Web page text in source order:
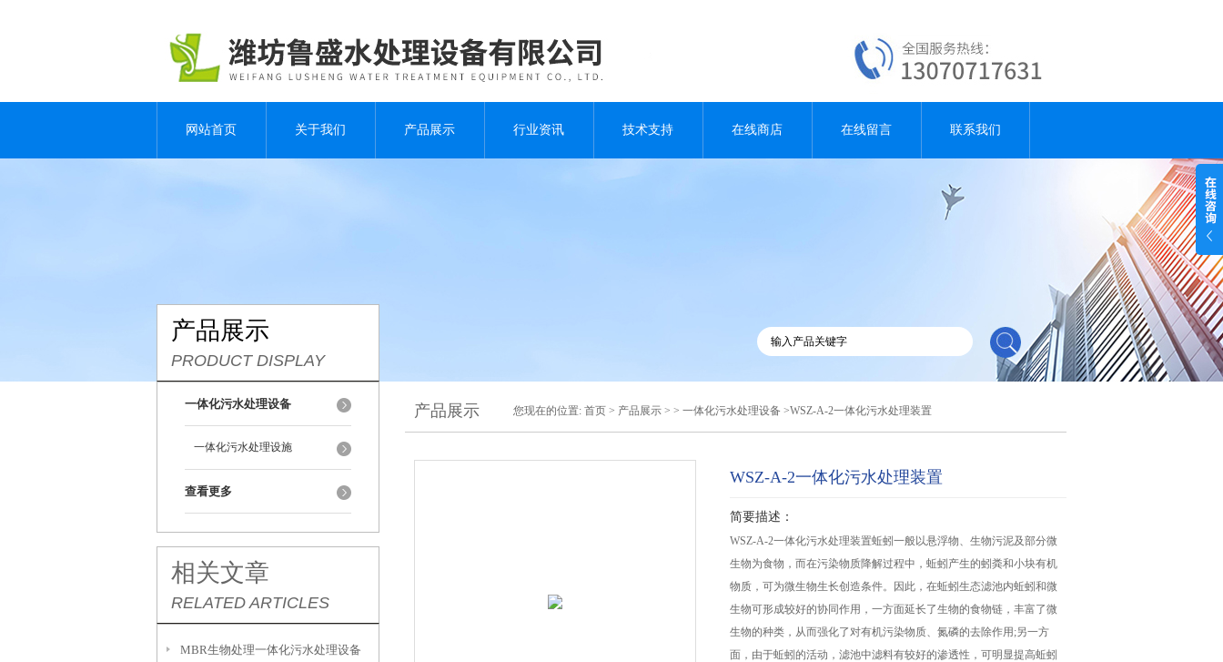
网站首页 关于我们 产品展示 行业资讯 技术支持 在线商店 在线留言 联系我们
产品展示
PRODUCT DISPLAY
一体化污水处理设备
一体化污水处理设施
查看更多
相关文章
RELATED ARTICLES
MBR生物处理一体化污水处理设备
产品展示 您现在的位置: 首页 > 产品展示 > > 一体化污水处理设备 >WSZ-A-2一体化污水处理装置
WSZ-A-2一体化污水处理装置
简要描述：
WSZ-A-2一体化污水处理装置蚯蚓一般以悬浮物、生物污泥及部分微
生物为食物，而在污染物质降解过程中，蚯蚓产生的蚓粪和小块有机
物质，可为微生物生长创造条件。因此，在蚯蚓生态滤池内蚯蚓和微
生物可形成较好的协同作用，一方面延长了生物的食物链，丰富了微
生物的种类，从而强化了对有机污染物质、氮磷的去除作用;另一方
面，由于蚯蚓的活动，滤池中滤料有较好的渗透性，可明显提高蚯蚓